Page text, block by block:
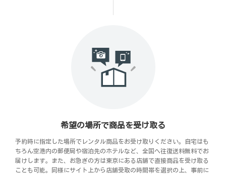
希望の場所で商品を受け取る
予約時に指定した場所でレンタル商品をお受け取りください。自宅はも
ちろん空港内の郵便局や宿泊先のホテルなど、全国へ往復送料無料でお
届けします。また、お急ぎの方は東京にある店舗で直接商品を受け取る
ことも可能。同様にサイト上から店舗受取の時間帯を選択の上、事前に